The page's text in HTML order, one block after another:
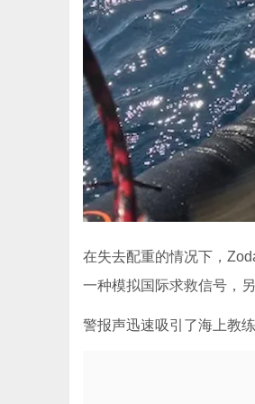
在失去配重的情况下，
一种模拟国际求救信号，
警报声迅速吸引了海上教